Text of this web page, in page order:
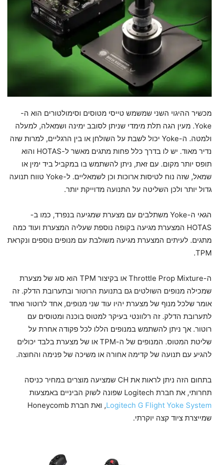
מכשיר ההיגוי השני שמשמש טייסי מטוסים וסימולטורים הוא ה-
Yoke. מעין הגה תלת מימדי שניתן לסובב ימינה ושמאלה, למעלה
ולמטה. ה-Yoke יכול לשבת על השולחן או בין הרגליים, למרות שזה
נדיר מאוד. יש לו בדרך כלל פחות מתגים מאשר ל-HOTAS והוא
תופס יותר מקום. עם זאת, ניתן להשתמש בו במקביל ביד ימין או
שמאל, שזה נוח לטיסות ארוכות וכן לשמאליים. ל-Yoke טווח תנועה
גדול יותר ולכן השליטה על התנועה מדוייקת יותר.
הגאי ה-Yoke משתלבים עם מצערת שמגיעה בנפרד, כמו ב-
HOTAS המצערת מגיעה בקופה נוספת שעליה המצערת ועוד כמה
מתגים. לעיתים המצערת מגיעה משולבת עם מנופים נוספים ונקראת
TPM.
ה-Throttle Prop Mixture או בקיצור TPM הוא סוג של מצערת
שמכילה מנופים השולטים גם בתנועת הרוטור ובתערובת הדלק. זה
אומר שלכל מנוף של מצערת יהיו עוד שני מנופים, אחד לרוטור ואחד
לתערובת הדלק. זה רלוונטי בעיקר למטוס בוכנה ומטוסים עם
רוטור. אך ניתן להשתמש במנופים הללו לכל פקודה אחרת על
שליטת המטוס. המנופים של ה-TPM או של מצערת בלבד יכולים
להגיע עם תנועה של קדימה אחורה או משיכה של פנימה והחוצה.
בתחום הזה ניתן לראות את CH שמציעה מוצרים במחיר כניסה
תחרותי, את חברת Logitech שפונה לשוק הביניים באמצעות
Logitech G Flight Yoke System
, ואת חברת Honeycomb
שמייצרת ציוד קצה יוקרתי.